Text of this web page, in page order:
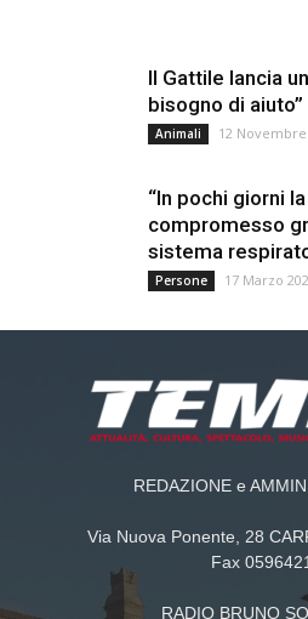
Il Gattile lancia
bisogno di aiuto”
Animali 12 Novembre
“In pochi giorni
compromesso
sistema
Persone 17 Marzo
REDAZIONE e
Via Nuova Ponente, 28
Fax
RADIO BRUNO